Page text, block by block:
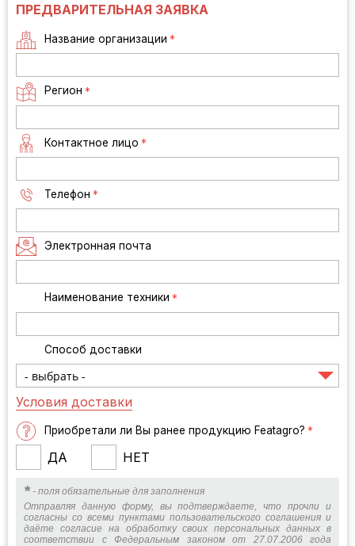
ПРЕДВАРИТЕЛЬНАЯ ЗАЯВКА
Название организации *
Регион *
Контактное лицо *
Телефон *
Электронная почта
Наименование техники *
Способ доставки
Условия доставки
Приобретали ли Вы ранее продукцию Featagro? *
ДА НЕТ
*- поля обязательные для заполнения
Отправляя данную форму, вы подтверждаете, что прочли и
согласны со всеми пунктами пользовательского соглашения и
даёте согласие на обработку своих персональных данных в
соответствии с Федеральным законом от 27.07.2006 года